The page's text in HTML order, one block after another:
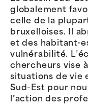
globalement
celle de la
bruxelloises. Il
et des
vulnérabilité.
chercheurs vise
situations de vie
Sud-Est pour
l’action des